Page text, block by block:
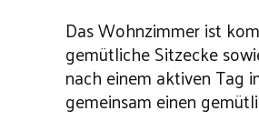
Das Wohnzimmer ist
gemütliche Sitzecke
nach einem aktiven Tag
gemeinsam einen